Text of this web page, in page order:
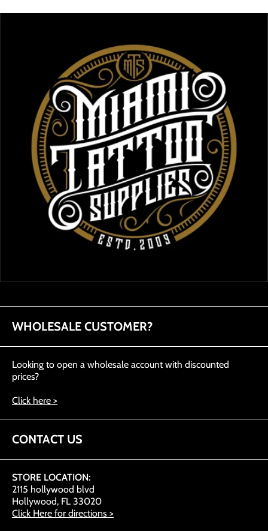
WHOLESALE CUSTOMER?
Looking to open a wholesale account with discounted
prices?
Click here >
CONTACT US
STORE LOCATION:
2115 hollywood blvd
Hollywood, FL 33020
Click Here for directions >